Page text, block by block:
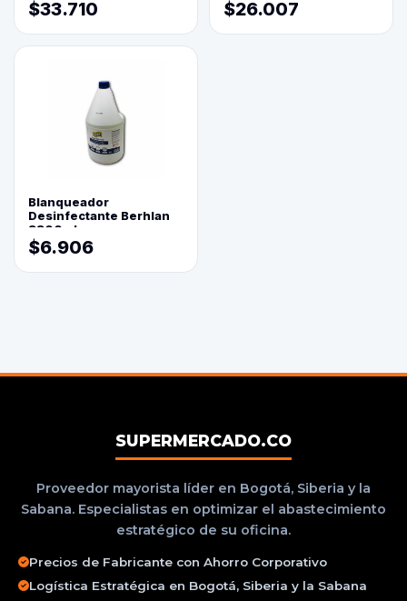
$33.710 $26.007
Blanqueador
Desinfectante Berhlan
3800ml
$6.906
SUPERMERCADO.CO
Proveedor mayorista líder en Bogotá, Siberia y la
Sabana. Especialistas en optimizar el abastecimiento
estratégico de su oficina.
Precios de Fabricante con Ahorro Corporativo
Logística Estratégica en Bogotá, Siberia y la Sabana